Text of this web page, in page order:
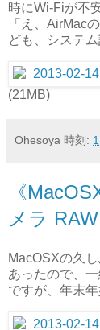
時にWi-Fiが不
「え、AirMac
ども、システ
(21MB)
Ohesoya 時刻:
《
メラ
MacOSXの久
あったので、
ですが、年末